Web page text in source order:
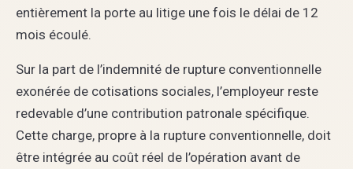
entièrement la porte au litige une fois le délai de 12
mois écoulé.
Sur la part de l’indemnité de rupture conventionnelle
exonérée de cotisations sociales, l’employeur reste
redevable d’une contribution patronale spécifique.
Cette charge, propre à la rupture conventionnelle, doit
être intégrée au coût réel de l’opération avant de